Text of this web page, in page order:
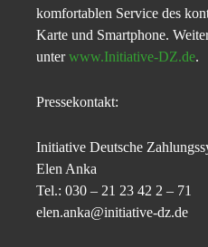
komfortablen Service des
Karte und Smartphone.
unterwww.Initiative-DZ.de.
Pressekontakt:
Initiative Deutsche
Elen Anka
Tel.: 030 – 21 23 42 2 – 71
elen.anka@initiative-dz.de